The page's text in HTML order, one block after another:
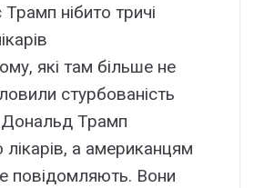
нібито тричі
які там більше не
стурбованість
Трамп
лікарів, а американцям
повідомляють. Вони